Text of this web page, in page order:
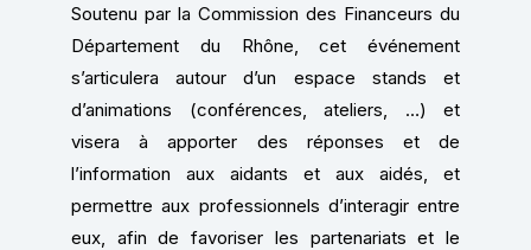
Soutenu par la Commission des Financeurs du
Département du Rhône, cet événement
s’articulera autour d’un espace stands et
d’animations (conférences, ateliers, …) et
visera à apporter des réponses et de
l’information aux aidants et aux aidés, et
permettre aux professionnels d’interagir entre
eux, afin de favoriser les partenariats et le